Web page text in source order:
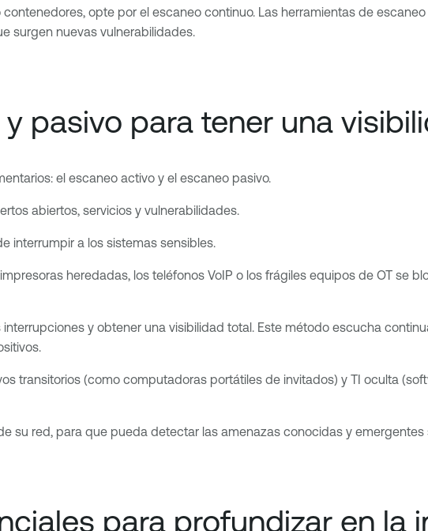
opte por el escaneo continuo. Las herramientas de
surgen nuevas vulnerabilidades.
pasivo para tener una
el escaneo activo y el escaneo pasivo.
abiertos, servicios y vulnerabilidades.
interrumpir a los sistemas sensibles.
heredadas, los teléfonos VoIP o los frágiles equipos de OT se
y obtener una visibilidad total. Este método escucha
transitorios (como computadoras portátiles de invitados) y TI oculta
su red, para que pueda detectar las amenazas conocidas y
para profundizar en la